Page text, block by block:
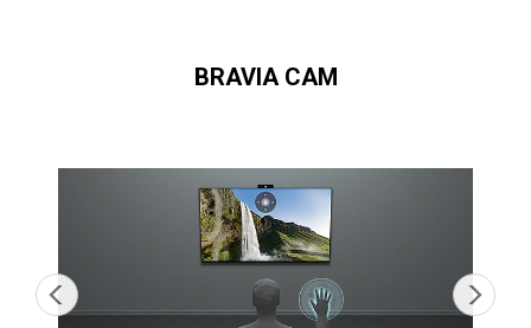
BRAVIA CAM